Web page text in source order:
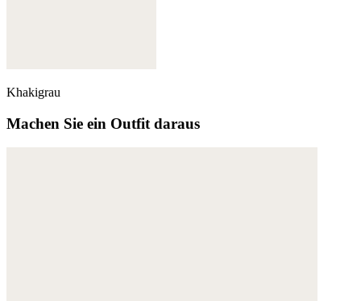
Khakigrau
Machen Sie ein Outfit daraus